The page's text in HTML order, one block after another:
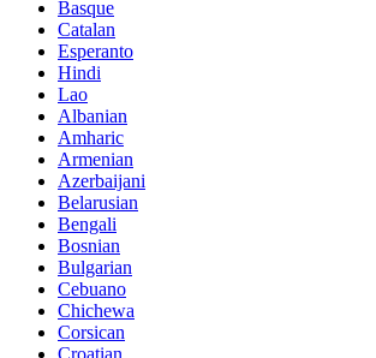
Basque
Catalan
Esperanto
Hindi
Lao
Albanian
Amharic
Armenian
Azerbaijani
Belarusian
Bengali
Bosnian
Bulgarian
Cebuano
Chichewa
Corsican